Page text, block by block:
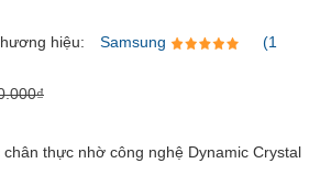
hiệu: Samsung
(1
thực nhờ công nghệ Dynamic Crystal